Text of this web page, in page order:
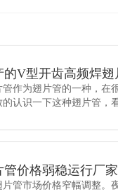
的V型开齿高频焊
管作为翅片管的一种，在
的认识一下这种翅片管，
管价格弱稳运行厂
片管市场价格窄幅调整。